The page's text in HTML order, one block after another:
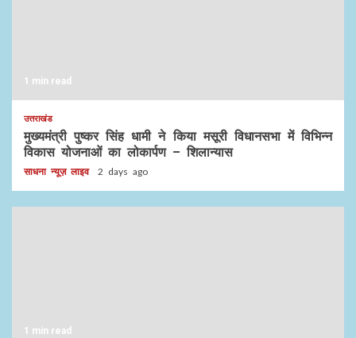
1 min read
उत्तराखंड
मुख्यमंत्री पुष्कर सिंह धामी ने किया मसूरी विधानसभा में विभिन्न
विकास योजनाओं का लोकार्पण – शिलान्यास
साधना न्यूज़ लाइव 2 days ago
1 min read